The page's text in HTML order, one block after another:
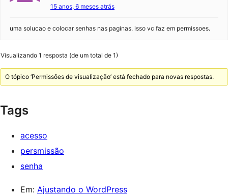
15 anos, 6 meses atrás
uma solucao e colocar senhas nas paginas. isso vc faz em permissoes.
Visualizando 1 resposta (de um total de 1)
O tópico ‘Permissões de visualização’ está fechado para novas respostas.
Tags
acesso
persmissão
senha
Em: Ajustando o WordPress